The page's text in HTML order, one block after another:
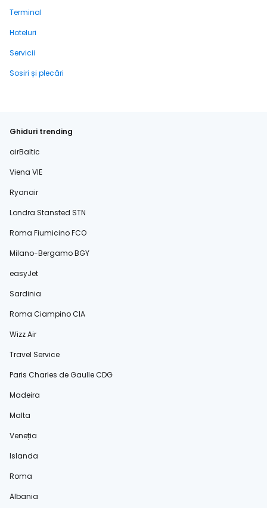
Terminal
Hoteluri
Servicii
Sosiri și plecări
Ghiduri trending
airBaltic
Viena VIE
Ryanair
Londra Stansted STN
Roma Fiumicino FCO
Milano-Bergamo BGY
easyJet
Sardinia
Roma Ciampino CIA
Wizz Air
Travel Service
Paris Charles de Gaulle CDG
Madeira
Malta
Veneția
Islanda
Roma
Albania